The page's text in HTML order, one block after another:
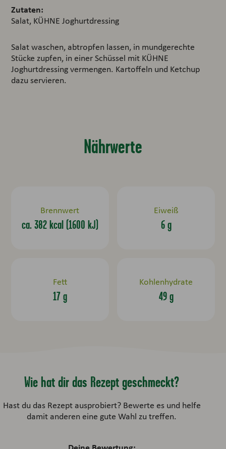
Zutaten:
Salat, KÜHNE Joghurtdressing
Salat waschen, abtropfen lassen, in mundgerechte
Stücke zupfen, in einer Schüssel mit KÜHNE
Joghurtdressing vermengen. Kartoffeln und Ketchup
dazu servieren.
Nährwerte
Brennwert
ca. 382 kcal (1600 kJ)
Eiweiß
6 g
Fett
17 g
Kohlenhydrate
49 g
Wie hat dir das Rezept geschmeckt?
Hast du das Rezept ausprobiert? Bewerte es und helfe
damit anderen eine gute Wahl zu treffen.